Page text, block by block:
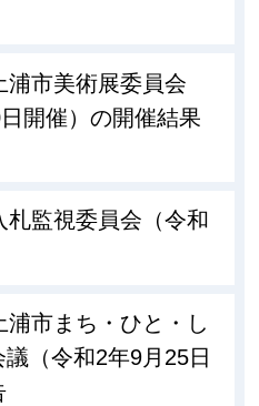
浦市美術展委員会
開催）の開催結果
札監視委員会（令和
市まち・ひと・し
（令和2年9月25日